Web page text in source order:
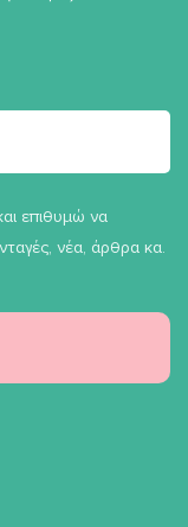
επιθυμώ να
νέα, άρθρα κα.